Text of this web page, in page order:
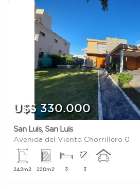
U$S 330.000
San Luis, San Luis
Avenida del Viento Chorrillero 0
242m2 220m2 3 3